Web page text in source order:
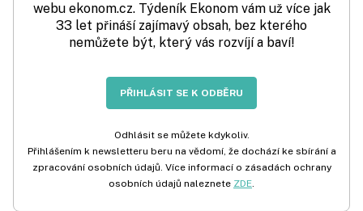
webu ekonom.cz. Týdeník Ekonom vám už více jak
33 let přináší zajímavý obsah, bez kterého
nemůžete být, který vás rozvíjí a baví!
PŘIHLÁSIT SE K ODBĚRU
Odhlásit se můžete kdykoliv.
Přihlášením k newsletteru beru na vědomí, že dochází ke sbírání a
zpracování osobních údajů. Více informací o zásadách ochrany
osobních údajů naleznete ZDE.